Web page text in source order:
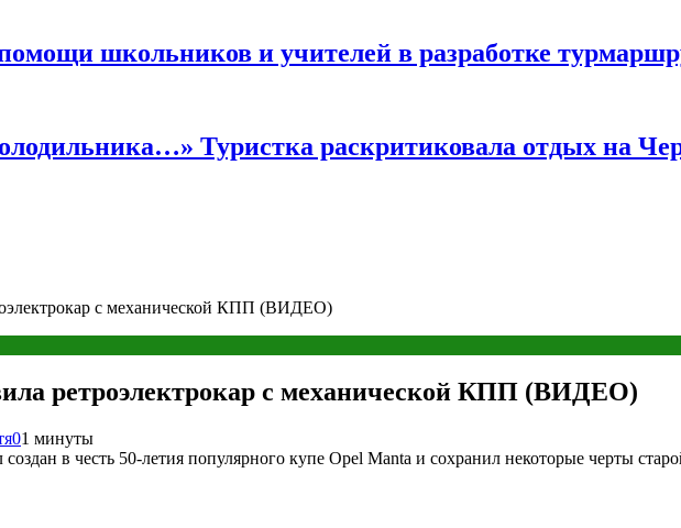
школьников и учителей в разработке
Туристка раскритиковала отдых на
с механической КПП (ВИДЕО)
ретроэлектрокар с механической КПП (ВИДЕО)
01 минуты
в честь 50-летия популярного купе Opel Manta и сохранил некоторые черты